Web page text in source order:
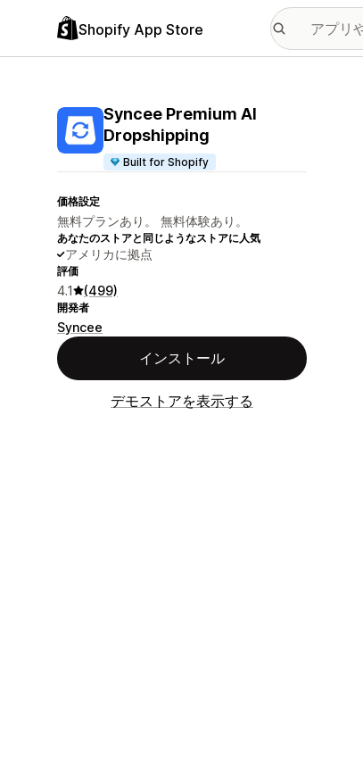
Shopify App Store
Syncee Premium AI
Dropshipping
Built for Shopify
価格設定
無料プランあり。 無料体験あり。
あなたのストアと同じようなストアに人気
アメリカに拠点
評価
4.1 (499)
開発者
Syncee
インストール
デモストアを表示する